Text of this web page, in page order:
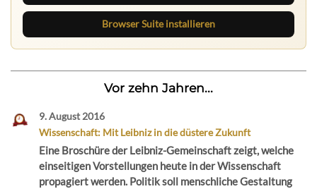
Browser Suite installieren
Vor zehn Jahren...
9. August 2016
Wissenschaft: Mit Leibniz in die düstere Zukunft
Eine Broschüre der Leibniz-Gemeinschaft zeigt, welche
einseitigen Vorstellungen heute in der Wissenschaft
propagiert werden. Politik soll menschliche Gestaltung